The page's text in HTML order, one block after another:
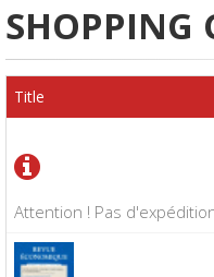
SHOPPING
Attention ! Pas
Title